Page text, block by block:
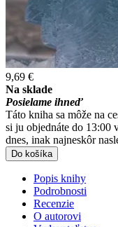
9,69 €
Na sklade
Posielame ihneď
Táto kniha sa môže na
si ju objednáte do 13:00
dnes, inak najneskôr
Do košíka
Popis knihy
Podrobnosti
Recenzie
O autorovi